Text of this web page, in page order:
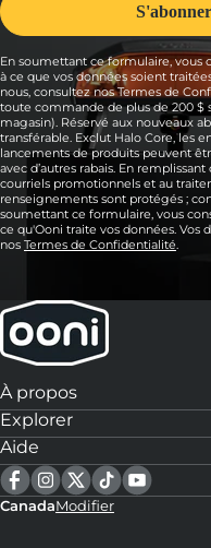
En soumettant ce formulaire, vous
à ce que vos données soient
nous, consultez nos Termes de
toute commande de plus de 200 $
magasin). Réservé aux nouveaux
transférable. Exclut Halo Core, les
lancements de produits peuvent
avec d’autres rabais. En
courriels promotionnels et au
renseignements sont protégés ;
soumettant ce formulaire, vous
ce qu'Ooni traite vos données. Vos
nos Termes de Confidentialité.
À propos
Explorer
Aide
CanadaModifier